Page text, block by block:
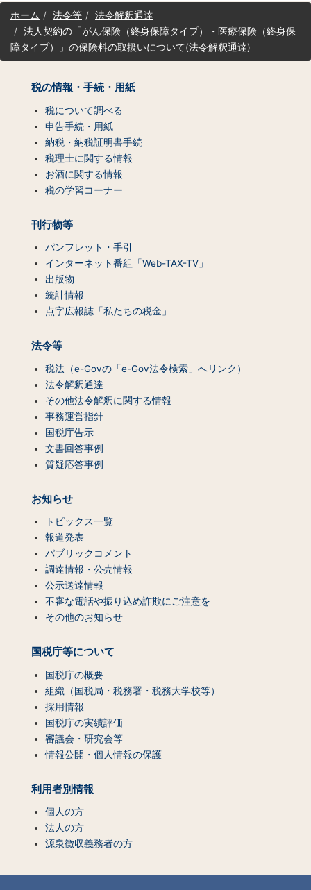
サ
イ
マ
ホーム 法令等
法令解釈通達
法人契約の「がん保険（終身保障タイプ）・医療保険（終身保
障タイプ）」の保険料の取扱いについて(法令解釈通達)
税の情報・手続・用紙
税について調べる
申告手続・用紙
納税・納税証明書手続
税理士に関する情報
お酒に関する情報
税の学習コーナー
刊行物等
パンフレット・手引
インターネット番組「Web-TAX-TV」
出版物
統計情報
点字広報誌「私たちの税金」
法令等
税法（e-Govの「e-Gov法令検索」へリンク）
法令解釈通達
その他法令解釈に関する情報
事務運営指針
国税庁告示
文書回答事例
質疑応答事例
お知らせ
トピックス一覧
報道発表
パブリックコメント
調達情報・公売情報
公示送達情報
不審な電話や振り込め詐欺にご注意を
その他のお知らせ
国税庁等について
国税庁の概要
組織（国税局・税務署・税務大学校等）
採用情報
国税庁の実績評価
審議会・研究会等
情報公開・個人情報の保護
利用者別情報
個人の方
法人の方
源泉徴収義務者の方